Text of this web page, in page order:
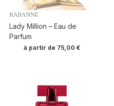
RABANNE
Lady Million – Eau de
Parfum
à partir de 75,00 €